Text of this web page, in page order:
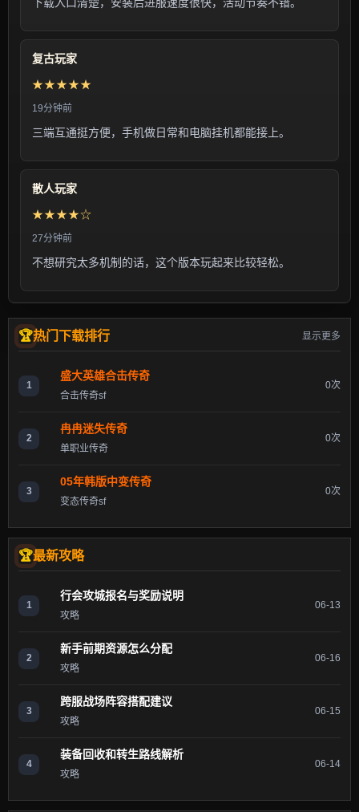
复古玩家
★★★★★
19分钟前
三端互通挺方便，手机做日常和电脑挂机都能接上。
散人玩家
★★★★☆
27分钟前
不想研究太多机制的话，这个版本玩起来比较轻松。
热门下载排行 显示更多
1
盛大英雄合击传奇
合击传奇sf
0次
2
冉冉迷失传奇
单职业传奇
0次
3
05年韩版中变传奇
变态传奇sf
0次
最新攻略
1
行会攻城报名与奖励说明
攻略
06-13
2
新手前期资源怎么分配
攻略
06-16
3
跨服战场阵容搭配建议
攻略
06-15
4
装备回收和转生路线解析
攻略
06-14